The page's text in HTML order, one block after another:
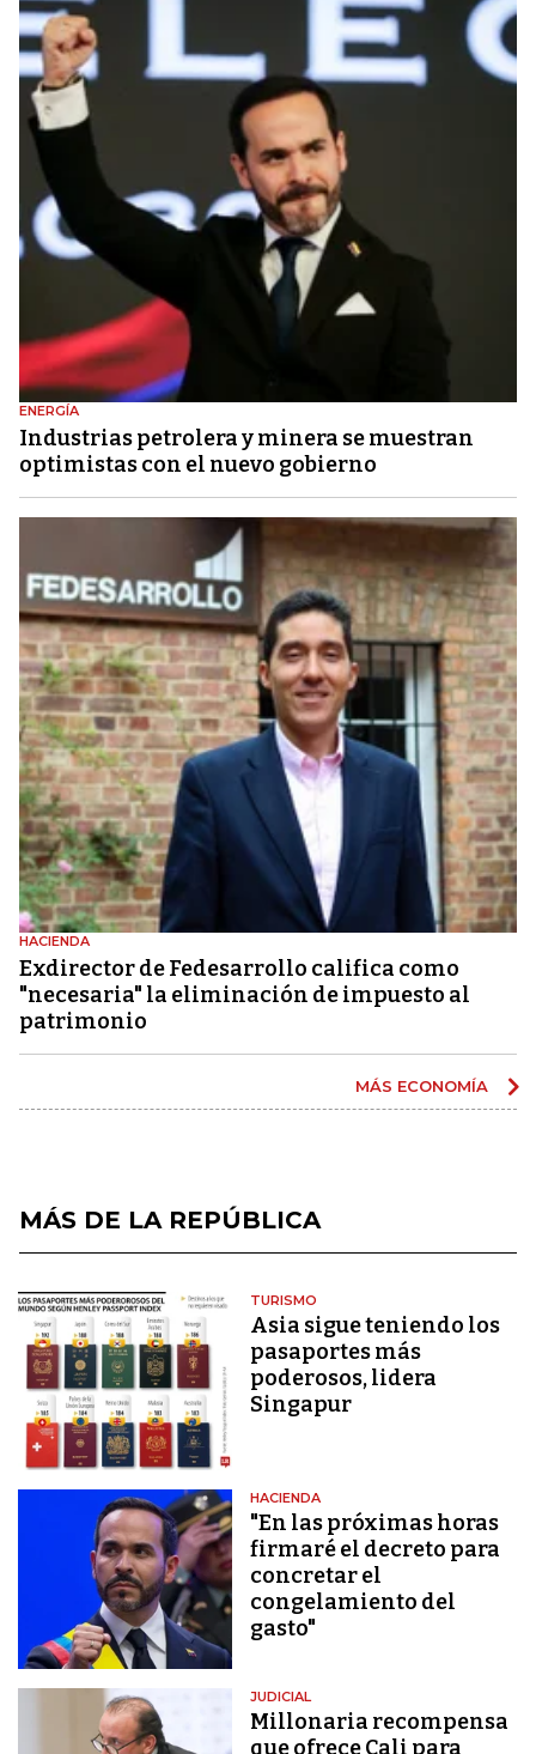
ENERGÍA
Industrias petrolera y minera se muestran
optimistas con el nuevo gobierno
HACIENDA
Exdirector de Fedesarrollo califica como
"necesaria" la eliminación de impuesto al
patrimonio
MÁS ECONOMÍA
MÁS DE LA REPÚBLICA
TURISMO
Asia sigue teniendo los
pasaportes más
poderosos, lidera
Singapur
HACIENDA
"En las próximas horas
firmaré el decreto para
concretar el
congelamiento del
gasto"
JUDICIAL
Millonaria recompensa
que ofrece Cali para